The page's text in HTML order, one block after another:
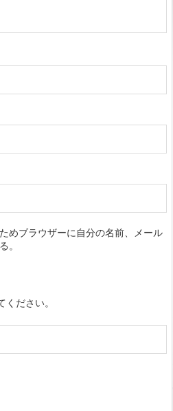
めブラウザーに自分の名前、メール
。
ださい。